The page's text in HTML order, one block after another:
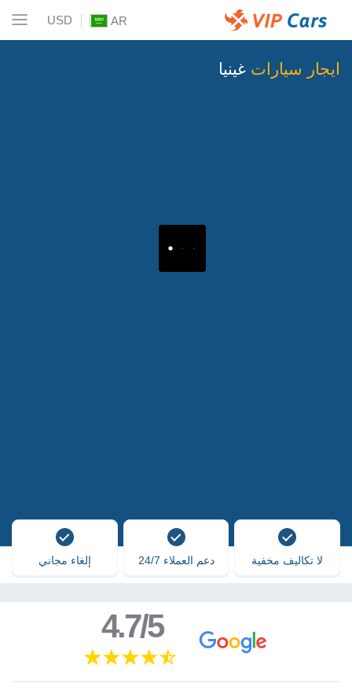
AR
USD
ايجار سيارات غينيا
لا تكاليف مخفية دعم العملاء 24/7 إلغاء مجاني
4.7/5